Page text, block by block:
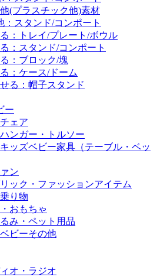
(プラスチック他)素材
：スタンド/コンポート
：トレイ/プレート/ボウル
：スタンド/コンポート
：ブロック/塊
：ケース/ドーム
る：帽子スタンド
ー
ェア
ンガー・トルソー
ッズベビー家具（テーブル・ベッ
ン
ック・ファッションアイテム
り物
おもちゃ
み・ペット用品
ビーその他
オ・ラジオ